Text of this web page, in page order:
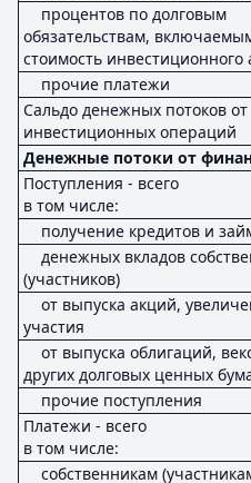
процентов по долговым
обязательствам,
стоимость инвестиционного
прочие платежи
Сальдо денежных потоков от
инвестиционных операций
Денежные потоки от
Поступления - всего
в том числе:
получение кредитов и
денежных вкладов
(участников)
от выпуска акций,
участия
от выпуска облигаций,
других долговых ценных
прочие поступления
Платежи - всего
в том числе:
собственникам